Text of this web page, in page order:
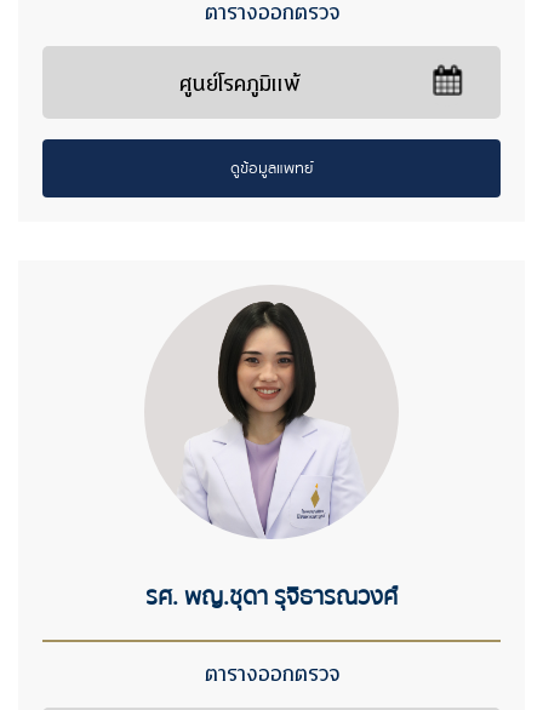
ตารางออกตรวจ
ศูนย์โรคภูมิแพ้
ดูข้อมูลแพทย์
รศ. พญ.ชุดา รุจิธารณวงศ์
ตารางออกตรวจ